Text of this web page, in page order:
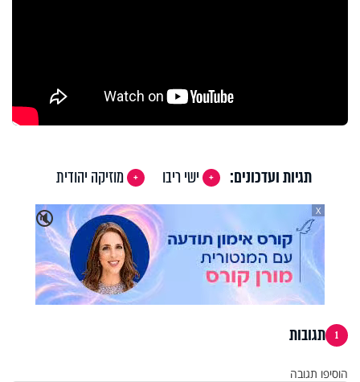
תגיות ועדכונים: ישי ריבו
מוזיקה יהודית
🔇
X
1 תגובות
הוסיפו תגובה